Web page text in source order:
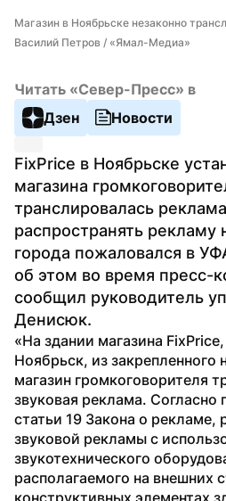
Магазин в Ноябрьске незаконно
Василий Петров / «Ямал-Медиа»
Читать «Север-Пресс» в
Дзен
Новости
FixPrice в Ноябрьске
магазина
транслировалась
распространять рекламу
города пожаловался в
об этом во время пресс-
сообщил руководитель
Денисюк.
«На здании магазина
Ноябрьск, из закрепленного
магазин громкоговорителя
звуковая реклама. Согласно
статьи 19 Закона о рекламе,
звуковой рекламы с
звукотехнического
располагаемого на внешних
конструктивных элементах